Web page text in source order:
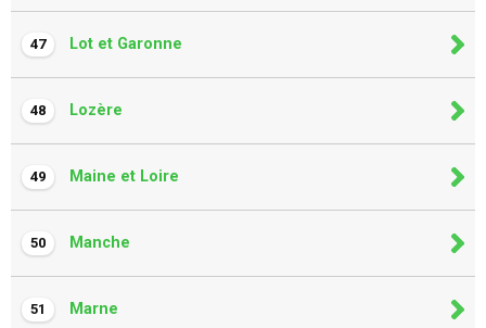
47 Lot et Garonne
48 Lozère
49 Maine et Loire
50 Manche
51 Marne